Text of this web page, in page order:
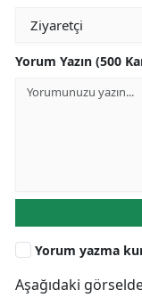
Yorum Yazın (500
Yorum yazma
Aşağıdaki